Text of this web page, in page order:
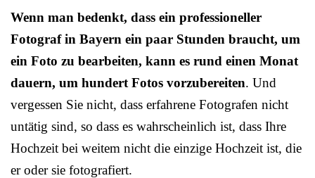
Wenn man bedenkt, dass ein professioneller
Fotograf in Bayern ein paar Stunden braucht, um
ein Foto zu bearbeiten, kann es rund einen Monat
dauern, um hundert Fotos vorzubereiten. Und
vergessen Sie nicht, dass erfahrene Fotografen nicht
untätig sind, so dass es wahrscheinlich ist, dass Ihre
Hochzeit bei weitem nicht die einzige Hochzeit ist, die
er oder sie fotografiert.